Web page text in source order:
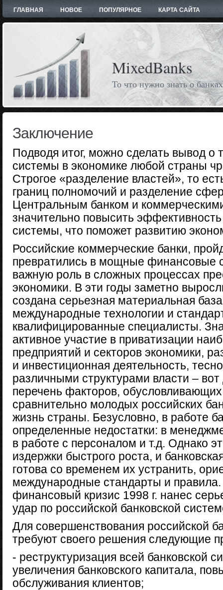
ГЛАВНАЯ НОВОЕ ПОПУЛЯРНОЕ КАРТА САЙТА
MixedBanks
То что нужно знать о банках
Заключение
Подводя итог, можно сделать вывод о
системы в экономике любой страны
Строгое «разделение властей», то
границ полномочий и разделение
Центральным банком и
значительно повысить
системы, что поможет развитию
Российские коммерческие банки,
превратились в мощные финансовые
важную роль в сложных процессах
экономи­ки. В эти годы заметно
создана серьезная материальная
международные технологии и
квалифицированные специалисты.
активное участие в приватизации
предприятий и секторов экономики,
и инве­стиционная деятельность,
различными структурами власти –
перечень факторов,
сравни­тельно молодых российских
жизнь страны. Безусловно, в работе
определенные недостатки: в
в работе с персоналом и т.д. Однако
издержки быстрого роста, и
готова со временем их устранить,
международные стандарты и правила.
финансовый кризис 1998 г. нанес
удар по российской банковской
Для совершенствования российской
требуют своего решения следующие
- реструктуризация всей банковской
увеличения банковского капитала,
обслуживания клиентов;